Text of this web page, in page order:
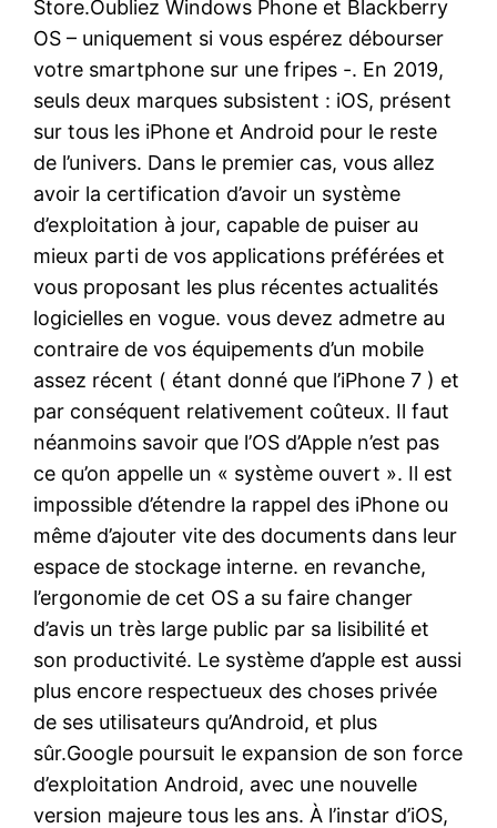
Store.Oubliez Windows Phone et Blackberry
OS – uniquement si vous espérez débourser
votre smartphone sur une fripes -. En 2019,
seuls deux marques subsistent : iOS, présent
sur tous les iPhone et Android pour le reste
de l’univers. Dans le premier cas, vous allez
avoir la certification d’avoir un système
d’exploitation à jour, capable de puiser au
mieux parti de vos applications préférées et
vous proposant les plus récentes actualités
logicielles en vogue. vous devez admetre au
contraire de vos équipements d’un mobile
assez récent ( étant donné que l’iPhone 7 ) et
par conséquent relativement coûteux. Il faut
néanmoins savoir que l’OS d’Apple n’est pas
ce qu’on appelle un « système ouvert ». Il est
impossible d’étendre la rappel des iPhone ou
même d’ajouter vite des documents dans leur
espace de stockage interne. en revanche,
l’ergonomie de cet OS a su faire changer
d’avis un très large public par sa lisibilité et
son productivité. Le système d’apple est aussi
plus encore respectueux des choses privée
de ses utilisateurs qu’Android, et plus
sûr.Google poursuit le expansion de son force
d’exploitation Android, avec une nouvelle
version majeure tous les ans. À l’instar d’iOS,